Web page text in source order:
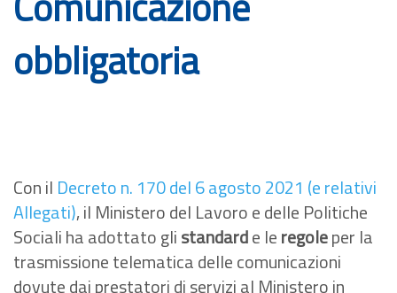
Italiano English Română
obbligatoria
Con il Decreto n. 170 del 6 agosto 2021 (e relativi
Allegati), il Ministero del Lavoro e delle Politiche
Sociali ha adottato glistandarde leregoleper la
trasmissione telematica delle comunicazioni
dovute dai prestatori di servizi al Ministero in